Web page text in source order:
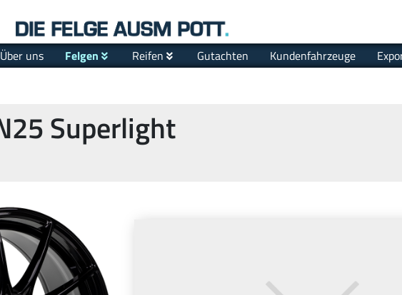
Über uns Felgen Reifen Gutachten Kundenfahrzeuge
Superlight